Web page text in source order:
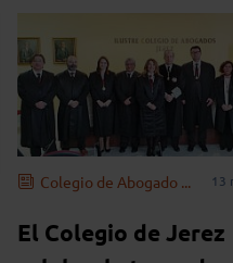
Colegio de Abogado ... 13
El Colegio de Jerez